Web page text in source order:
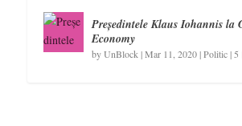
Președintele Klaus Iohannis la
Economy
byUnBlock |Mar 11, 2020|Politic| 5